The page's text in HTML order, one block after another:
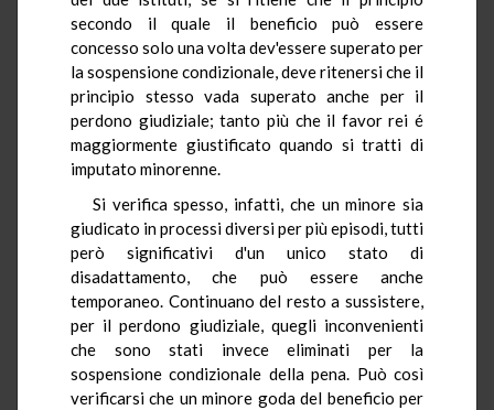
secondo il quale il beneficio può essere
concesso solo una volta dev'essere superato per
la sospensione condizionale, deve ritenersi che il
principio stesso vada superato anche per il
perdono giudiziale; tanto più che il favor rei é
maggiormente giustificato quando si tratti di
imputato minorenne.
Si verifica spesso, infatti, che un minore sia
giudicato in processi diversi per più episodi, tutti
però significativi d'un unico stato di
disadattamento, che può essere anche
temporaneo. Continuano del resto a sussistere,
per il perdono giudiziale, quegli inconvenienti
che sono stati invece eliminati per la
sospensione condizionale della pena. Può così
verificarsi che un minore goda del beneficio per